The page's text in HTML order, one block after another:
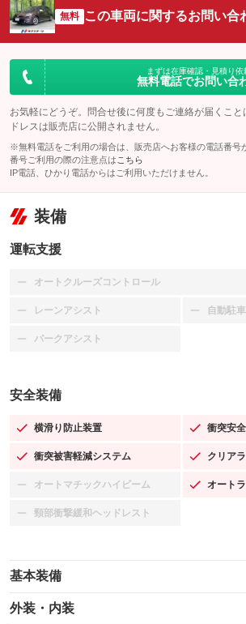
無料 この車両に関するお問い合
まずは在庫確認・見積り依
無料電話でお問い合
お気軽にどうぞ。問合せ後に何度もご連絡が届くこ
ドレスは販売店に公開されません。
※無料電話をご利用の場合は、販売店へお客様の電話番号
番号ご利用の際の注意点は こちら
IP電話、ひかり電話からはご利用いただけません。
装備
運転支援
オートクルーズコントロール
：装備なし
レーンアシスト
：装備なし 自動駐
：装備
パークアシスト
：装備なし
安全装備
横滑り防止装置
：装備あり 衝突安
：装備
衝突被害軽減システム
：装備あり クリア
：装備
オートマチックハイビーム
：装備なし オート
：装備あ
頸部衝撃緩和ヘッドレスト
：装備なし
基本装備
エアバッグ：運転席/助手席/サイド
：装備あり
外装・内装